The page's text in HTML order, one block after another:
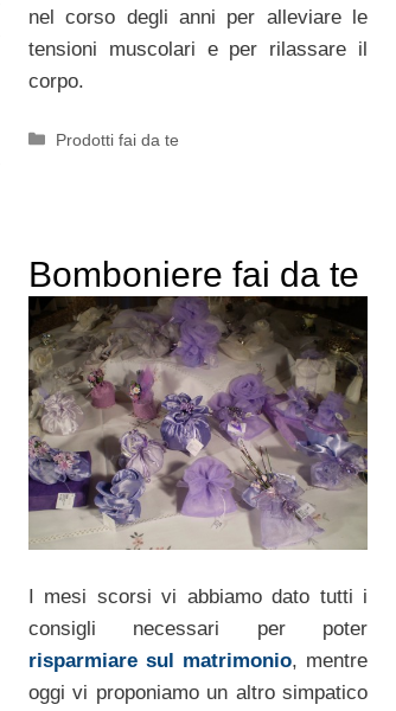
nel corso degli anni per alleviare le
tensioni muscolari e per rilassare il
corpo.
Categorie
Prodotti fai da te
Bomboniere fai da te
I mesi scorsi vi abbiamo dato tutti i
consigli necessari per poter
risparmiare sul matrimonio, mentre
oggi vi proponiamo un altro simpatico